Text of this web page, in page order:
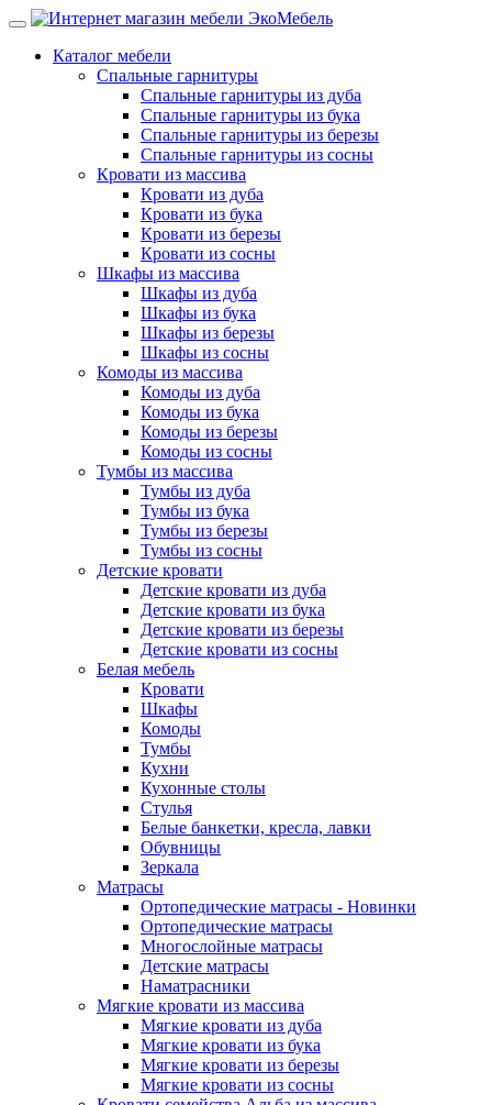
Каталог мебели
Спальные гарнитуры
Спальные гарнитуры из дуба
Спальные гарнитуры из бука
Спальные гарнитуры из березы
Спальные гарнитуры из сосны
Кровати из массива
Кровати из дуба
Кровати из бука
Кровати из березы
Кровати из сосны
Шкафы из массива
Шкафы из дуба
Шкафы из бука
Шкафы из березы
Шкафы из сосны
Комоды из массива
Комоды из дуба
Комоды из бука
Комоды из березы
Комоды из сосны
Тумбы из массива
Тумбы из дуба
Тумбы из бука
Тумбы из березы
Тумбы из сосны
Детские кровати
Детские кровати из дуба
Детские кровати из бука
Детские кровати из березы
Детские кровати из сосны
Белая мебель
Кровати
Шкафы
Комоды
Тумбы
Кухни
Кухонные столы
Стулья
Белые банкетки, кресла, лавки
Обувницы
Зеркала
Матрасы
Ортопедические матрасы - Новинки
Ортопедические матрасы
Многослойные матрасы
Детские матрасы
Наматрасники
Мягкие кровати из массива
Мягкие кровати из дуба
Мягкие кровати из бука
Мягкие кровати из березы
Мягкие кровати из сосны